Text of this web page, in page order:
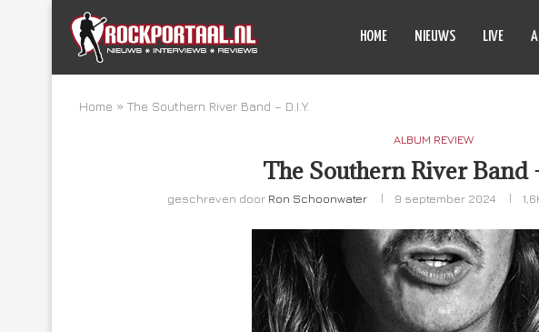
HOME NIEUWS LIVE
Home » The Southern River Band – D.I.Y.
ALBUM REVIEW
The Southern River Band
geschreven door Ron Schoonwater 9 september 2024